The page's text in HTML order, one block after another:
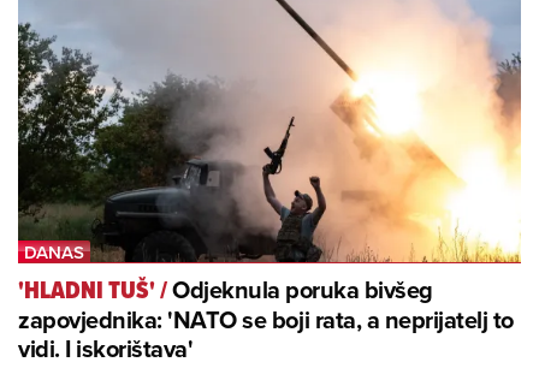
'HLADNI TUŠ'/Odjeknula poruka bivšeg
zapovjednika: 'NATO se boji rata, a neprijatelj to
vidi. I iskorištava'